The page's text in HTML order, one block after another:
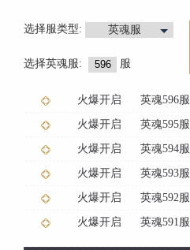
选择服类型: 英魂服
选择英魂服: 服
火爆开启 英魂596服
火爆开启 英魂595服
火爆开启 英魂594服
火爆开启 英魂593服
火爆开启 英魂592服
火爆开启 英魂591服